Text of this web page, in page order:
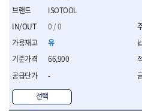
- 공구가방
기타 작업공구
- 헤라
- 케이스
- 핀
ISOTOOL
0 / 0
유
66,900
-
선택